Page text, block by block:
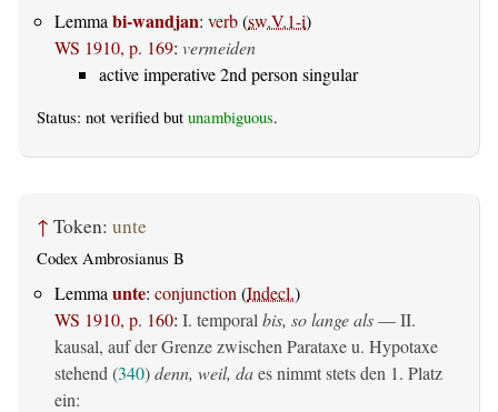
Lemmabi-wandjan: verb(sw.V.1-i)
WS 1910, p. 169: vermeiden
active imperative 2nd person singular
Status: not verified but unambiguous.
↑ Token: unte
Codex Ambrosianus B
Lemma unte: conjunction (Indecl.)
WS 1910, p. 160: I. temporal bis, so lange als— II.
kausal, auf der Grenze zwischen Parataxe u. Hypotaxe
stehend (340)denn, weil, daes nimmt stets den 1. Platz
ein: